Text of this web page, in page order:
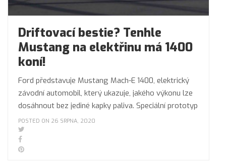
Driftovací bestie? Tenhle
Mustang na elektřinu má 1400
koní!
Ford představuje Mustang Mach-E 1400, elektrický
závodní automobil, který ukazuje, jakého výkonu lze
dosáhnout bez jediné kapky paliva. Speciální prototyp
POSTED ON 26 SRPNA, 2020